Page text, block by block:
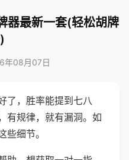
器最新一套(轻松胡牌
年08月07日
了，胜率能提到七八
有规律，就有漏洞。如
些细节。